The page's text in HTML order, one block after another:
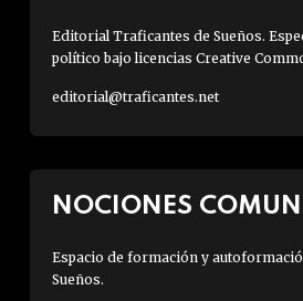
Editorial Traficantes de Sueños.
político bajo licencias Creative
editorial@traficantes.net
NOCIONES
Espacio de formación y
Sueños.